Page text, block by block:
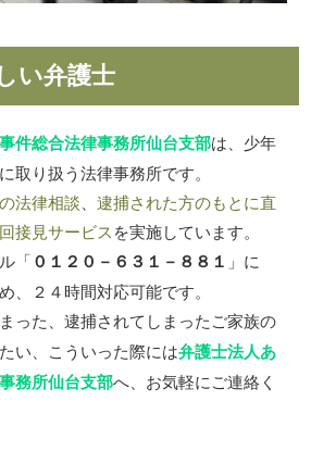
い弁護士
件総合法律事務所仙台支部は、少年
取り扱う法律事務所です。
法律相談 、逮捕された方のもとに直
接見サービスを実施しています。
「０１２０－６３１－８８１ 」に
、２４時間対応可能です。
った、逮捕されてしまったご家族の
い、こういった際には弁護士法人あ
務所仙台支部へ、お気軽にご連絡く